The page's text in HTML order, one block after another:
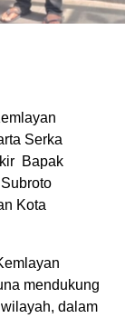
Serka
Bapak
Kota
mendukung
dalam